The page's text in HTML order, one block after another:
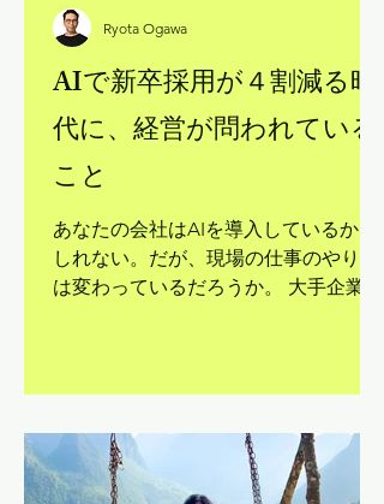
AIで新卒採用が４割減る時
代に、経営が問われている
こと
あなたの会社はAIを導入しているかも
しれない。だが、現場の仕事のやり方
は変わっているだろうか。 大手企業の
いる。
Ryota Ogawa